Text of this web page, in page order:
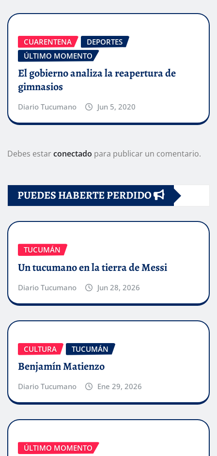
CUARENTENA
DEPORTES
ÚLTIMO MOMENTO
El gobierno analiza la reapertura de
gimnasios
Diario Tucumano Jun 5, 2020
Debes estarconectado para publicar un comentario.
PUEDES HABERTE PERDIDO
TUCUMÁN
Un tucumano en la tierra de Messi
Diario Tucumano Jun 28, 2026
CULTURA TUCUMÁN
Benjamín Matienzo
Diario Tucumano Ene 29, 2026
ÚLTIMO MOMENTO